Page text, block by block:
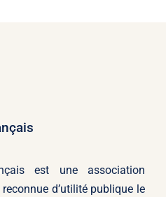
est une association
d’utilité publique le